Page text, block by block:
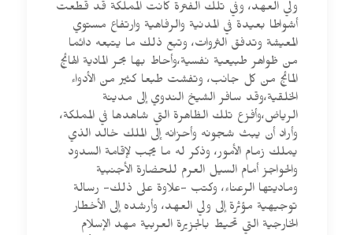
ولي العهد، وفي تلك الفترة كانت المملكة قد قطعت
أشواطا بعيدة في المدنية والرفاهية وارتفاع مستوي
المعيشة وتدفق الثروات، وتبع ذلك ما يتبعه دائما
من ظواهر طبيعية نفسية،وأحاط بها بحر المادية الهائج
المائج من كل جانب، وتفشت طبعا كثير من الأدواء
الخلقية،وقد سافر الشيخ الندوي إلى مدينة
الرياض،وأفزع تلك الظاهرة التي شاهدها في المملكة،
وأراد أن يبث شجونه وأحزانه إلى الملك خالد الذي
يملك زمام الأمور، وذكر له ما يجب لإقامة السدود
والحواجز أمام السيل العرم للحضارة الأجنبية
وماديتها الرعناء، وكتب -علاوة على ذلك- رسالة
توجيهية مؤثرة إلى ولي العهد، وأرشده إلى الأخطار
الخارجية التي تحيط بالجزيرة العربية مهد الإسلام